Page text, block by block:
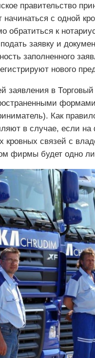
правительство
с одной
обратиться к
заявку и
заполненного
нового
заявления в
Как
в случае, если на
кровных связей с
фирмы будет одно